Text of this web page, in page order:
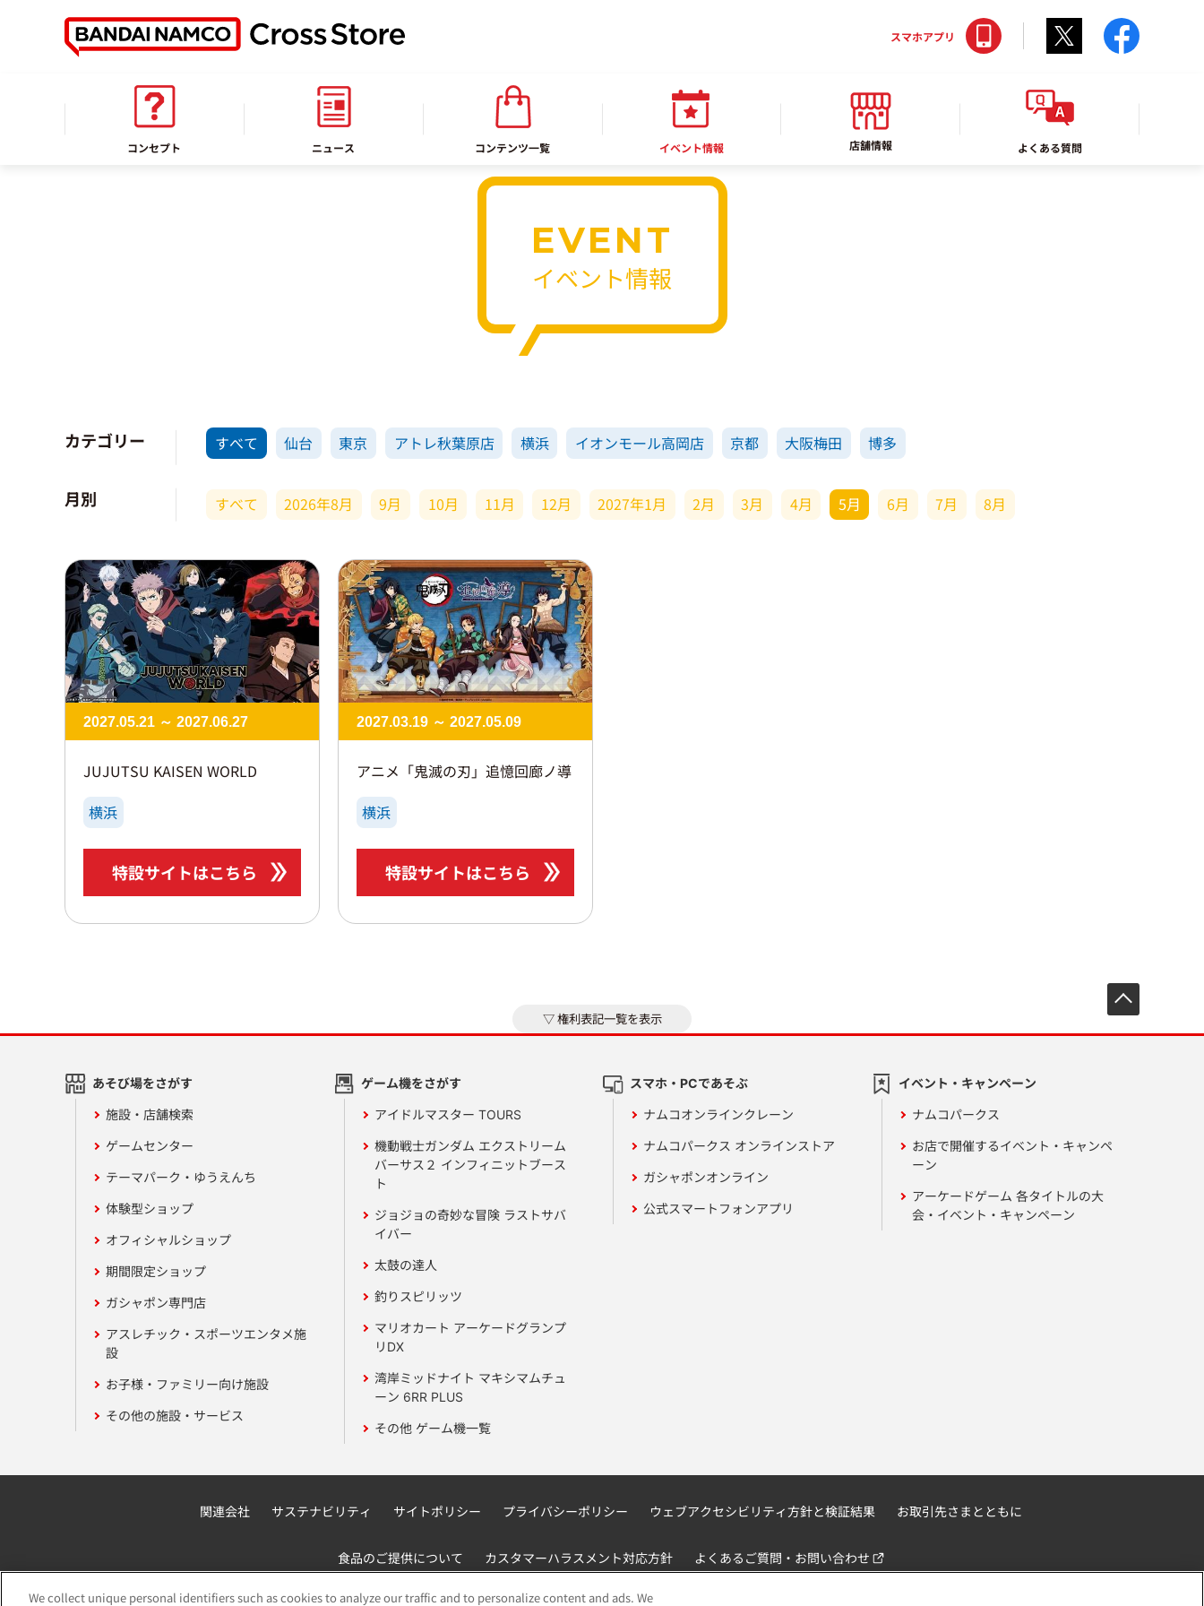
コンセプト ニュース コンテンツ一覧 イベント情報 店舗情報 よくある質問
スマホアプリ Twitter
イベント情報
EVENT
イベント情報
カテゴリー すべて 仙台 東京 アトレ秋葉原店 横浜 イオンモール高岡店 京都 大阪梅田 博多
月別 すべて 2026年8月 9月 10月 11月 12月 2027年1月 2月 3月 4月 5月 6月 7月 8月
2027.05.21 ～ 2027.06.27
JUJUTSU KAISEN WORLD
横浜
特設サイトはこちら
2027.03.19 ～ 2027.05.09
アニメ「鬼滅の刃」追憶回廊ノ導
横浜
特設サイトはこちら
権利表記一覧を表示
あそび場をさがす
施設・店舗検索
ゲームセンター
テーマパーク・ゆうえんち
体験型ショップ
オフィシャルショップ
期間限定ショップ
ガシャポン専門店
アスレチック・スポーツエンタメ施
設
お子様・ファミリー向け施設
その他の施設・サービス
ゲーム機をさがす
アイドルマスター TOURS
機動戦士ガンダム エクストリーム
バーサス２ インフィニットブース
ト
ジョジョの奇妙な冒険 ラストサバ
イバー
太鼓の達人
釣りスピリッツ
マリオカート アーケードグランプ
リDX
湾岸ミッドナイト マキシマムチュ
ーン 6RR PLUS
その他 ゲーム機一覧
スマホ・PCであそぶ
ナムコオンラインクレーン
ナムコパークス オンラインストア
ガシャポンオンライン
公式スマートフォンアプリ
イベント・キャンペーン
ナムコパークス
お店で開催するイベント・キャンペ
ーン
アーケードゲーム 各タイトルの大
会・イベント・キャンペーン
関連会社 サステナビリティ サイトポリシー プライバシーポリシー ウェブアクセシビリティ方針と検証結果 お取引先さまとともに
食品のご提供について カスタマーハラスメント対応方針 よくあるご質問・お問い合わせ
We collect unique personal identifiers such as cookies to analyze our traffic and to personalize content and ads. We